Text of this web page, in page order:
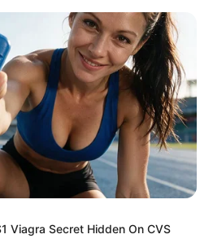
Viagra Secret Hidden On CVS